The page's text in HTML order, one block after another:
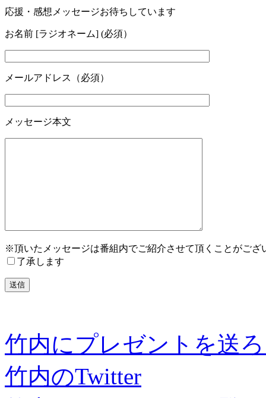
応援・感想メッセージお待ちしています
お名前 [ラジオネーム] (必須）
メールアドレス（必須）
メッセージ本文
※頂いたメッセージは番組内でご紹介させて頂くことがござ
了承します
竹内にプレゼントを送
竹内のTwitter